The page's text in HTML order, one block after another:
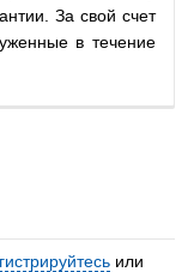
За свой счет
в течение
или